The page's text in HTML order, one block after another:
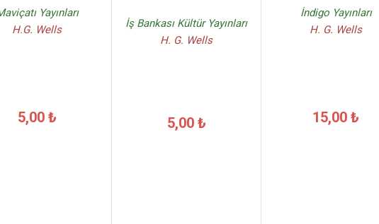
Yayınları
H.G. Wells
5,00 ₺
İş Bankası Kültür Yayınları
H. G. Wells
5,00 ₺
İndigo Yayınları
H. G. Wells
15,00 ₺